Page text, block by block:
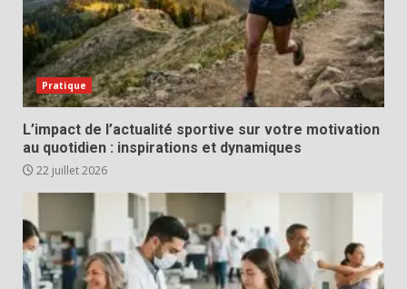
Pratique
L’impact de l’actualité sportive sur votre motivation
au quotidien : inspirations et dynamiques
22 juillet 2026